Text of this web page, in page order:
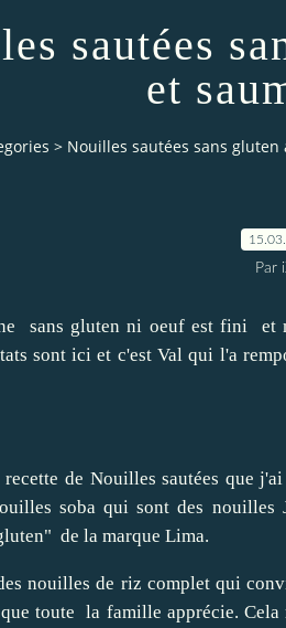
sautées
et
> Nouilles sautées sans
Par
sans gluten ni oeuf est fini et
sontici et c'est Val qui l'a
de Nouilles sautées que
soba qui sont des nouilles
de la marque Lima.
nouilles de riz complet qui
toute la famille apprécie.